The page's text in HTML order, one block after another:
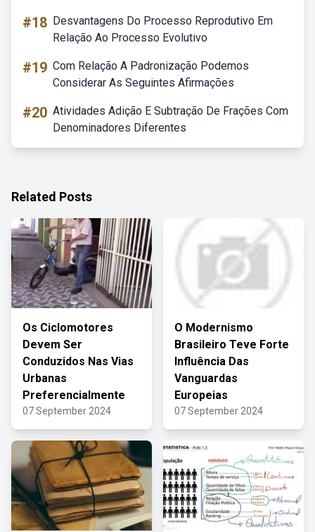
#18 Desvantagens Do Processo Reprodutivo Em
Relação Ao Processo Evolutivo
#19 Com Relação A Padronização Podemos
Considerar As Seguintes Afirmações
#20 Atividades Adição E Subtração De Frações Com
Denominadores Diferentes
Related Posts
Os Ciclomotores
Devem Ser
Conduzidos Nas Vias
Urbanas
Preferencialmente
07 September 2024
O Modernismo
Brasileiro Teve Forte
Influência Das
Vanguardas
Europeias
07 September 2024